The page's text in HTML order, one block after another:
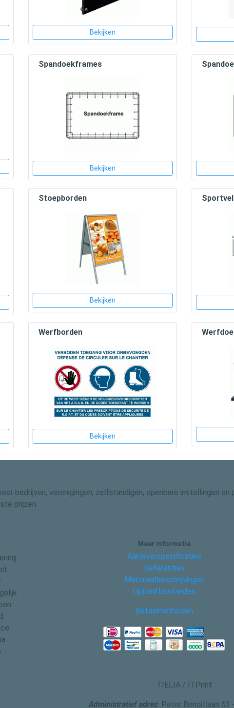
Bekijken
Spandoekframes
Bekijken
Stoepborden
Bekijken
Werfborden
Bekijken
bedrijven, verenigingen, zelfstandigen, openbare instellingen
prijzen
Meer informatie
Aanleverspecificaties
Referenties
Materiaalbeschrijvingen
Upload bestanden
Betaalmethoden
TIELIA / ITPrint
Administratief adres: Peter Benoitlaan 63